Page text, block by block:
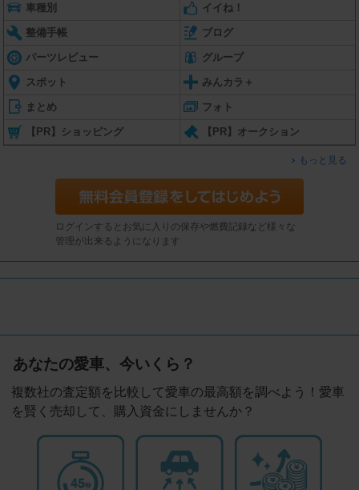
車種別 イイね！
整備手帳 ブログ
パーツレビュー グループ
スポット みんカラ＋
まとめ フォト
【PR】ショッピング 【PR】オークション
もっと見る
ログインするとお気に入りの保存や燃費記録など様々な
管理が出来るようになります
あなたの愛車、今いくら？
複数社の査定額を比較して愛車の最高額を調べよう！愛車
を賢く売却して、購入資金にしませんか？